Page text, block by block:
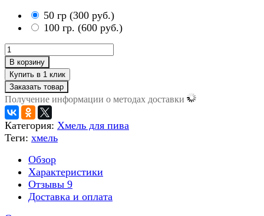
50 гр (300 руб.)
100 гр. (600 руб.)
В корзину
Заказать товар
Получение информации о методах доставки
Категория: Хмель для пива
Теги: хмель
Обзор
Характеристики
Отзывы 9
Доставка и оплата